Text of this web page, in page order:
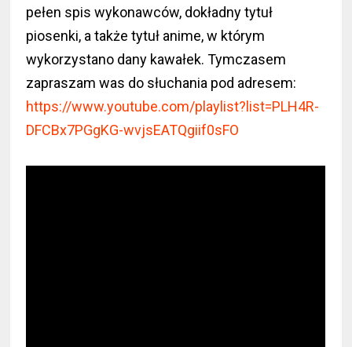
pełen spis wykonawców, dokładny tytuł
piosenki, a także tytuł anime, w którym
wykorzystano dany kawałek. Tymczasem
zapraszam was do słuchania pod adresem:
https://www.youtube.com/playlist?list=PLH4R-
DFCBx7PGgKG-wvjsEATQgiif0sFO